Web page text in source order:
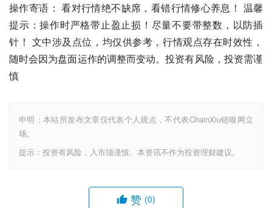
操作寄语： 看对行情绝不缺席，看错行情修心养息！ 温馨
提示：操作时严格带止盈止损！尽量不要带整数，以防插
针！ 文中涉及点位，均仅供参考，行情观点存在时效性，
随时会因为盘面运作的调整而变动。投资有风险，投资需谨
慎
申明：本站所发布文章仅代表个人观点，不代表ChainXiu链嗅网立
场。
提示：投资有风险，入市须谨慎。本资讯不作为投资理财建议。
赞 (0)